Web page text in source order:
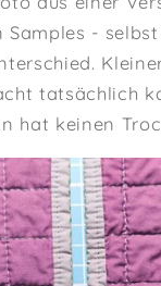
-
tatsächlich
hat keinen